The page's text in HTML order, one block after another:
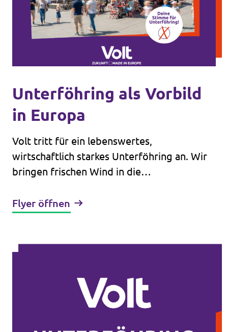
Unterföhring als Vorbild
in Europa
Volt tritt für ein lebenswertes,
wirtschaftlich starkes Unterföhring an. Wir
bringen frischen Wind in die
Flyer öffnen